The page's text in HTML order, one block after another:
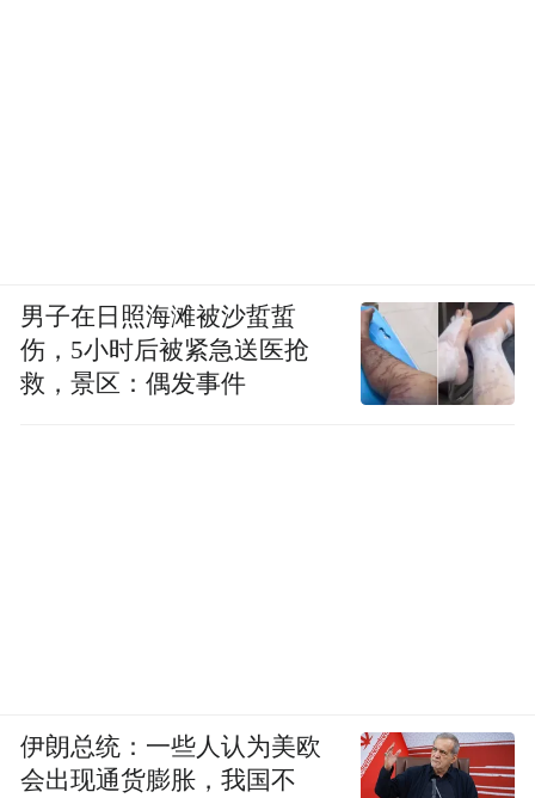
男子在日照海滩被沙蜇蜇
伤，5小时后被紧急送医抢
救，景区：偶发事件
伊朗总统：一些人认为美欧
会出现通货膨胀，我国不